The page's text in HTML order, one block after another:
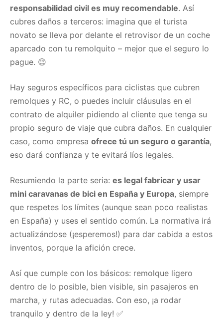
responsabilidad civil es muy recomendable. Así
cubres daños a terceros: imagina que el turista
novato se lleva por delante el retrovisor de un coche
aparcado con tu remolquito – mejor que el seguro lo
pague. 😉
Hay seguros específicos para ciclistas que cubren
remolques y RC, o puedes incluir cláusulas en el
contrato de alquiler pidiendo al cliente que tenga su
propio seguro de viaje que cubra daños. En cualquier
caso, como empresa ofrece tú un seguro o garantía,
eso dará confianza y te evitará líos legales.
Resumiendo la parte seria: es legal fabricar y usar
mini caravanas de bici en España y Europa, siempre
que respetes los límites (aunque sean poco realistas
en España) y uses el sentido común. La normativa irá
actualizándose (¡esperemos!) para dar cabida a estos
inventos, porque la afición crece.
Así que cumple con los básicos: remolque ligero
dentro de lo posible, bien visible, sin pasajeros en
marcha, y rutas adecuadas. Con eso, ¡a rodar
tranquilo y dentro de la ley! ✅